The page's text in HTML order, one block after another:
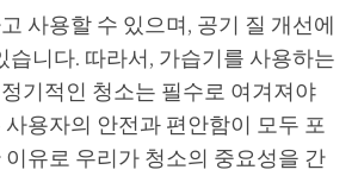
사용할 수 있으며, 공기 질 개선에
습니다. 따라서, 가습기를 사용하는
기적인 청소는 필수로 여겨져야
용자의 안전과 편안함이 모두 포
유로 우리가 청소의 중요성을 간